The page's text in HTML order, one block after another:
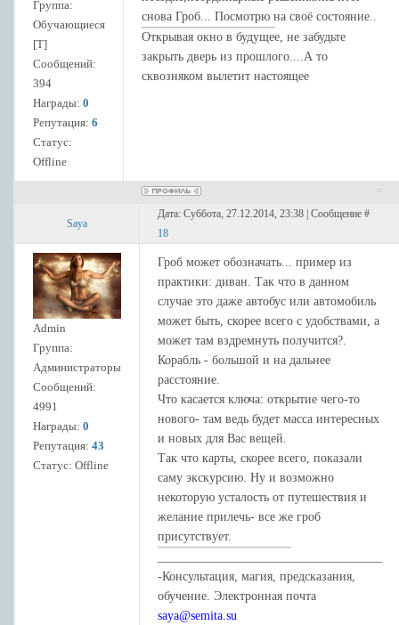
Группа:
Обучающиеся
[Т]
Сообщений:
394
Награды: 0
Репутация: 6
Статус:
Offline
снова Гроб... Посмотрю на своё состояние..
Открывая окно в будущее, не забудьте
закрыть дверь из прошлого....А то
сквозняком вылетит настоящее
Saya
Дата: Суббота, 27.12.2014, 23:38 | Сообщение #
18
Admin
Группа:
Администраторы
Сообщений:
4991
Награды: 0
Репутация: 43
Статус: Offline
Гроб может обозначать... пример из
практики: диван. Так что в данном
случае это даже автобус или автомобиль
может быть, скорее всего с удобствами, а
может там вздремнуть получится?.
Корабль - большой и на дальнее
расстояние.
Что касается ключа: открытие чего-то
нового- там ведь будет масса интересных
и новых для Вас вещей.
Так что карты, скорее всего, показали
саму экскурсию. Ну и возможно
некоторую усталость от путешествия и
желание прилечь- все же гроб
присутствует.
-Консультация, магия, предсказания,
обучение. Электронная почта
saya@semita.su